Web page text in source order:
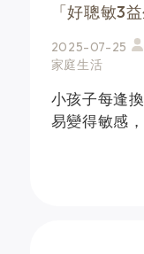
「好聰敏3
2025-07-25
家庭生活
⼩孩⼦每逢
易變得敏感
都能安⼼補
找到了啦!!!